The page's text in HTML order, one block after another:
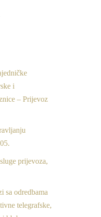
i
– Prijevoz
prijevoza,
sa odredbama
telegrafske,